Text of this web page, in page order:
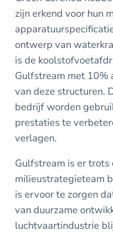
zijn erkend voor hun
ontwerp van
is de
Gulfstream met 10%
van deze structuren.
bedrijf worden
prestaties te
verlagen.
Gulfstream is er
milieustrategieteam
is ervoor te zorgen
van duurzame
luchtvaartindustrie